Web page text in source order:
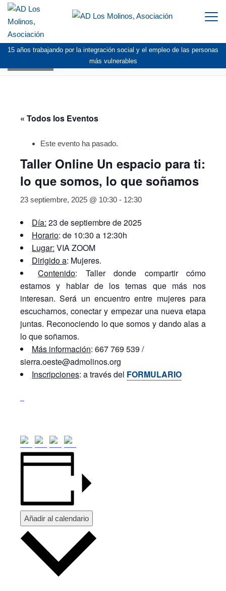
15 años trabajando por la integración social y el empleo de las personas
más vulnerables
« Todos los Eventos
Este evento ha pasado.
Taller Online Un espacio para ti:
lo que somos, lo que soñamos
23 septiembre, 2025 @ 10:30 - 12:30
Día: 23 de septiembre de 2025
Horario: de 10:30 a 12:30h
Lugar: VIA ZOOM
Dirigido a: Mujeres.
Contenido: Taller donde compartir cómo
estamos y hablar de los temas que más nos
interesan. Será un encuentro entre mujeres para
escucharnos, conectar y empezar una nueva etapa
juntas. Reconociendo lo que somos y dando alas a
lo que soñamos.
Más información: 667 769 539 /
sierra.oeste@admolinos.org
Inscripciones: a través del FORMULARIO
Añadir al calendario